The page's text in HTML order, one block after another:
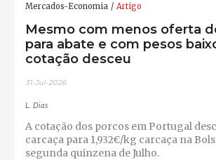
Mercados-Economia Artigo
Mesmo com menos oferta
para abate e com pesos
cotação desceu
31-Jul-2026
L. Dias
A cotação dos porcos em Portugal
carcaça para 1,932€/kg carcaça na
segunda quinzena de Julho.